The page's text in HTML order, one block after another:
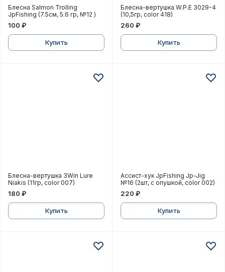
Блесна Salmon Trolling JpFishing (7.5см, 5.6 гр, №12 )
Блесна Salmon Trolling
JpFishing (7.5см, 5.6 гр, №12 )
100 ₽
Купить
Блесна-вертушка W.P.E
Блесна-вертушка W.P.E 3029-4
(10,5гр, color 418)
260 ₽
Купить
Блесна-вертушка 3Win Lure Niakis (11гр, color 007)
Блесна-вертушка 3Win Lure
Niakis (11гр, color 007)
180 ₽
Купить
Ассист-хук JpFishing
Ассист-хук JpFishing Jp-Jig
№16 (2шт, с опушкой, color 002)
220 ₽
Купить